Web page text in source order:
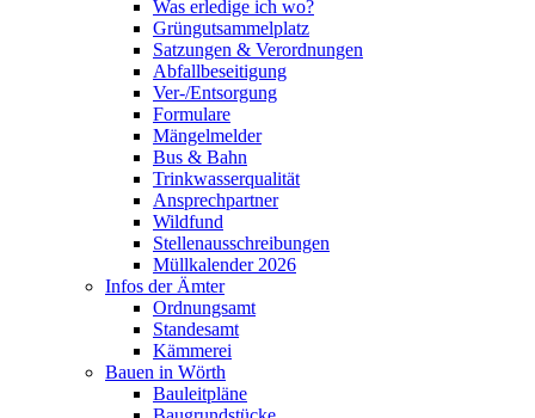
Was erledige ich wo?
Grüngutsammelplatz
Satzungen & Verordnungen
Abfallbeseitigung
Ver-/Entsorgung
Formulare
Mängelmelder
Bus & Bahn
Trinkwasserqualität
Ansprechpartner
Wildfund
Stellenausschreibungen
Müllkalender 2026
Infos der Ämter
Ordnungsamt
Standesamt
Kämmerei
Bauen in Wörth
Bauleitpläne